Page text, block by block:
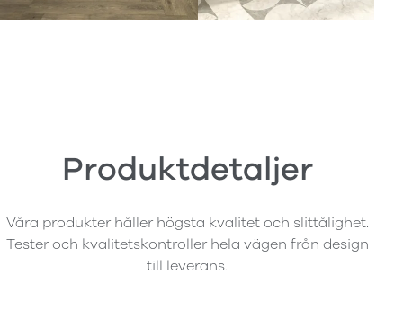
Produktdetaljer
Våra produkter håller högsta kvalitet och slittålighet.
Tester och kvalitetskontroller hela vägen från design
till leverans.